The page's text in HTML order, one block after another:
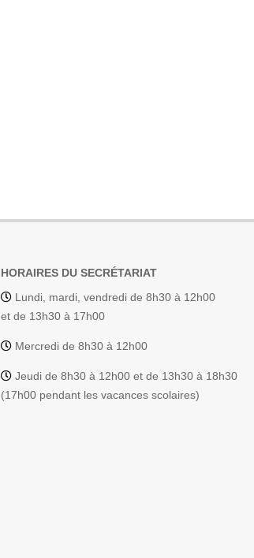
HORAIRES DU SECRÉTARIAT
Lundi, mardi, vendredi de 8h30 à 12h00
et de 13h30 à 17h00
Mercredi de 8h30 à 12h00
Jeudi de 8h30 à 12h00 et de 13h30 à 18h30
(17h00 pendant les vacances scolaires)